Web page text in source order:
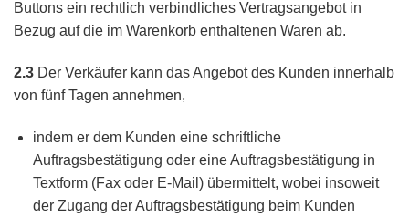
Buttons ein rechtlich verbindliches Vertragsangebot in
Bezug auf die im Warenkorb enthaltenen Waren ab.
2.3 Der Verkäufer kann das Angebot des Kunden innerhalb
von fünf Tagen annehmen,
indem er dem Kunden eine schriftliche
Auftragsbestätigung oder eine Auftragsbestätigung in
Textform (Fax oder E-Mail) übermittelt, wobei insoweit
der Zugang der Auftragsbestätigung beim Kunden